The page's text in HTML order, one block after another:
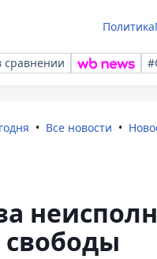
Политика
сравнении
Все новости